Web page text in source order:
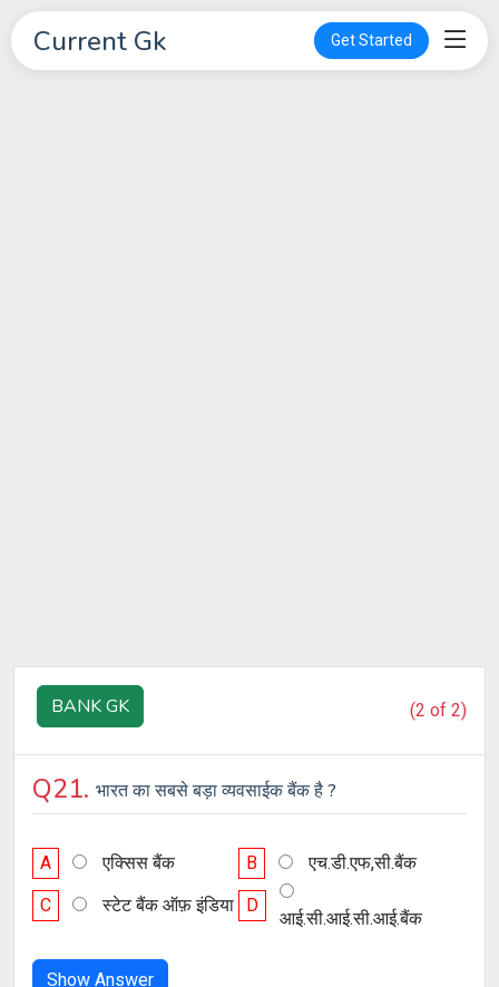
Current Gk Get Started
BANK GK (2 of 2)
Q21. भारत का सबसे बड़ा व्यवसाईक बैंक है ?
A एक्सिस बैंक B
एच.डी.एफ,सी.बैंक
C
स्टेट बैंक ऑफ़ इंडिया D
आई.सी.आई.सी.आई.बैंक
Show Answer